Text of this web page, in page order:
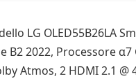
LG OLED55B26LA
B2 2022, Processore
Atmos, 2 HDMI 2.1 @